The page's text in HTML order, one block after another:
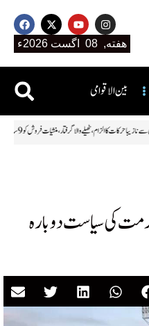
هفته, 08 اگست 2026ء
بین الاقوامی
راولپنڈی: کمسن بچی سے نازیبا حرکات کا الزام، ٹھیلے والا گرفتار،
کی سیاست دوبارہ